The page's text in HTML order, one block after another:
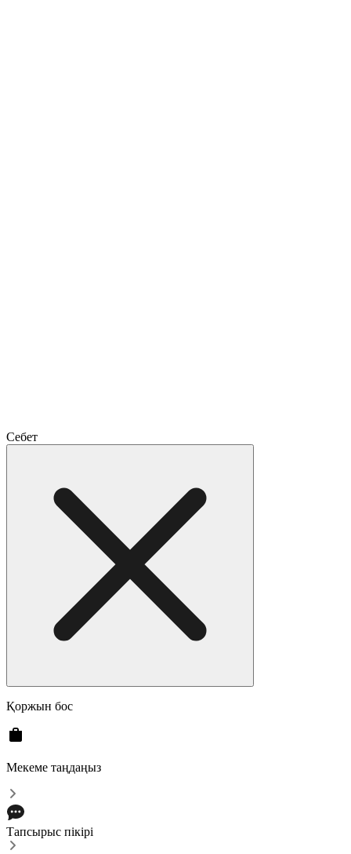
Себет
Қоржын бос
Мекеме таңдаңыз
Тапсырыс пікірі